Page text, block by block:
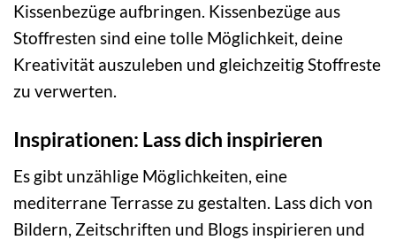
Kissenbezüge aufbringen. Kissenbezüge aus
Stoffresten sind eine tolle Möglichkeit, deine
Kreativität auszuleben und gleichzeitig Stoffreste
zu verwerten.
Inspirationen: Lass dich inspirieren
Es gibt unzählige Möglichkeiten, eine
mediterrane Terrasse zu gestalten. Lass dich von
Bildern, Zeitschriften und Blogs inspirieren und